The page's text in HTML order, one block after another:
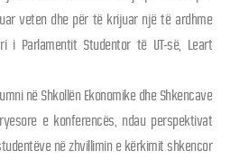
veten dhe për të krijuar një të ardhme
i Parlamentit Studentor të UT-së, Leart
në Shkollën Ekonomike dhe Shkencave
e konferencës, ndau perspektivat
në zhvillimin e kërkimit shkencor